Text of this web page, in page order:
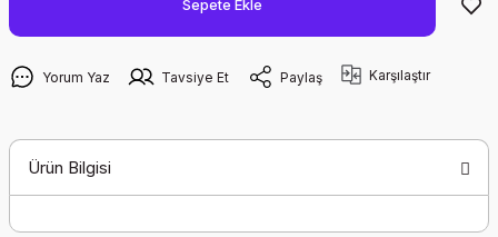
Sepete Ekle
Yorum Yaz Tavsiye Et Paylaş Karşılaştır
Ürün Bilgisi